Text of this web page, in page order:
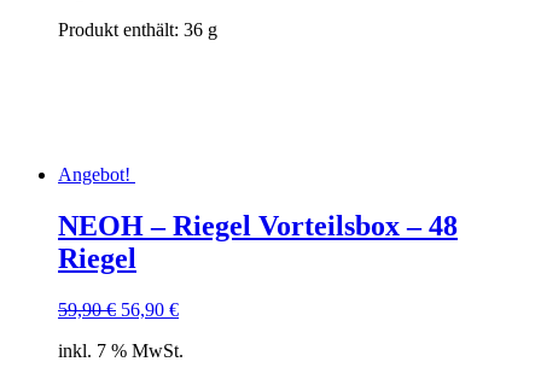
Produkt enthält: 36 g
Angebot!
NEOH – Riegel Vorteilsbox – 48
Riegel
59,90€ Ursprünglicher
war:
56,90 €Aktueller
ist:
inkl. 7 % MwSt.